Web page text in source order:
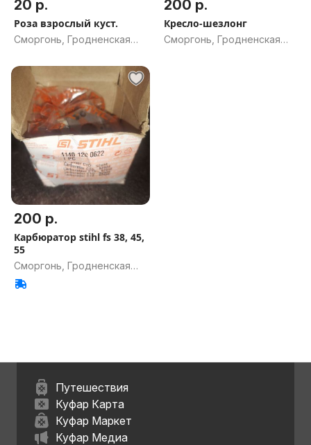
20 р.
Роза взрослый куст.
Сморгонь, Гродненская
200 р.
Кресло-шезлонг
Сморгонь, Гродненская
200 р.
Карбюратор stihl fs 38, 45,
55
Сморгонь, Гродненская
обл.
Путешествия
Куфар Карта
Куфар Маркет
Куфар Медиа